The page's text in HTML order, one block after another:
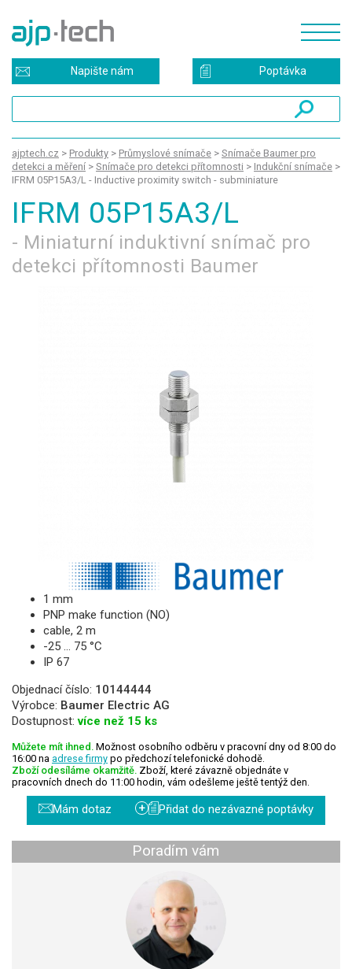
Poptávka
Napište nám
ajptech.cz > Produkty > Průmyslové snímače > Snímače Baumer pro
detekci a měření > Snímače pro detekci přítomnosti > Indukční snímače >
IFRM 05P15A3/L - Inductive proximity switch - subminiature
IFRM 05P15A3/L
- Miniaturní induktivní snímač pro
detekci přítomnosti Baumer
1 mm
PNP make function (NO)
cable, 2 m
-25 … 75 °C
IP 67
Objednací číslo: 10144444
Výrobce: Baumer Electric AG
Dostupnost:více než 15 ks
Můžete mít ihned. Možnost osobního odběru v pracovní dny od 8:00 do
16:00 na adrese firmy po předchozí telefonické dohodě.
Zboží odesíláme okamžitě. Zboží, které závazně objednáte v
pracovních dnech do 11:00 hodin, vám odešleme ještě tentýž den.
Mám dotaz + Přidat do nezávazné poptávky
Poradím vám